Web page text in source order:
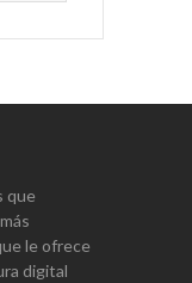
que
le ofrece
digital